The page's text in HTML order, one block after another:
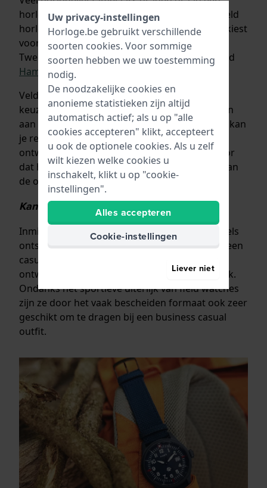
horloge met geschiedenis en daar heeft het field
horloge genoeg van in huis. Zeker wanneer u kiest
voor een merk dat dit type horloge al sinds de
Tweede Wereldoorlog maakt zoals bijvoorbeeld
Hamiltonof Bulova.
Veldhorloges zijn daarnaast een uitstekende
keuze voor actieve mensen die waarde hechten
aan functionaliteit en stijl. Op een veldhorloge kan
je rekenen. Tegelijkertijd zorgt het eenvoudige
ontwerp en de understated kleurstelling ervoor
dat het horloge niet concurreert met de rest van
de outfit of andere accessoires.
Kan ik elke dag een veldhorloge dragen?
Inmiddels zijn veldhorloges hun militaire wortels
ontstegen en zeer geschikt voor mensen met een
casual sportieve kledingstijl. Het eenvoudige
ontwerp maakt ze ideaal voor dagelijks gebruik.
Ondanks het sportieve uiterlijk van field watches
zijn ze door het vaak bescheiden formaat ook zeer
geschikt om te dragen bij een business casual
outfit.
Uw privacy-instellingen
Horloge.be gebruikt verschillende
soorten cookies. Voor sommige
soorten hebben we uw toestemming
nodig.
De noodzakelijke cookies en
anonieme statistieken zijn altijd
automatisch actief; als u op "alle
cookies accepteren" klikt, accepteert
u ook de optionele cookies. Als u zelf
wilt kiezen welke cookies u
inschakelt, klikt u op "cookie-
instellingen".
Alles accepteren
Cookie-instellingen
Liever niet